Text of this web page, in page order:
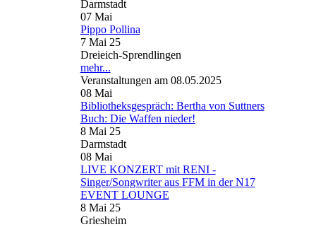
Darmstadt
07 Mai
Pippo Pollina
7 Mai 25
Dreieich-Sprendlingen
mehr...
Veranstaltungen am 08.05.2025
08 Mai
Bibliotheksgespräch: Bertha von Suttners
Buch: Die Waffen nieder!
8 Mai 25
Darmstadt
08 Mai
LIVE KONZERT mit RENI -
Singer/Songwriter aus FFM in der N17
EVENT LOUNGE
8 Mai 25
Griesheim